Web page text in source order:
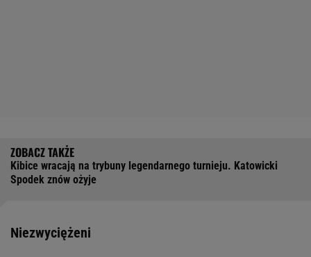
Kibice wracają na trybuny legendarnego turnieju. Katowicki
Spodek znów ożyje
Niezwyciężeni